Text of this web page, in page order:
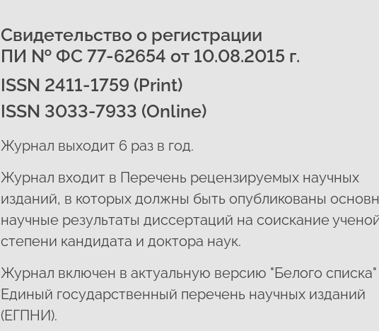
Свидетельство о регистрации
ПИ № ФС 77-62654 от 10.08.2015 г.
ISSN 2411-1759 (Print)
ISSN 3033-7933 (Online)
Журнал выходит 6 раз в год.
Журнал входит в Перечень рецензируемых научных
изданий, в которых должны быть опубликованы
научные результаты диссертаций на соискание
степени кандидата и доктора наук.
Журнал включен в актуальную версию "Белого
Единый государственный перечень научных изданий
(ЕГПНИ).